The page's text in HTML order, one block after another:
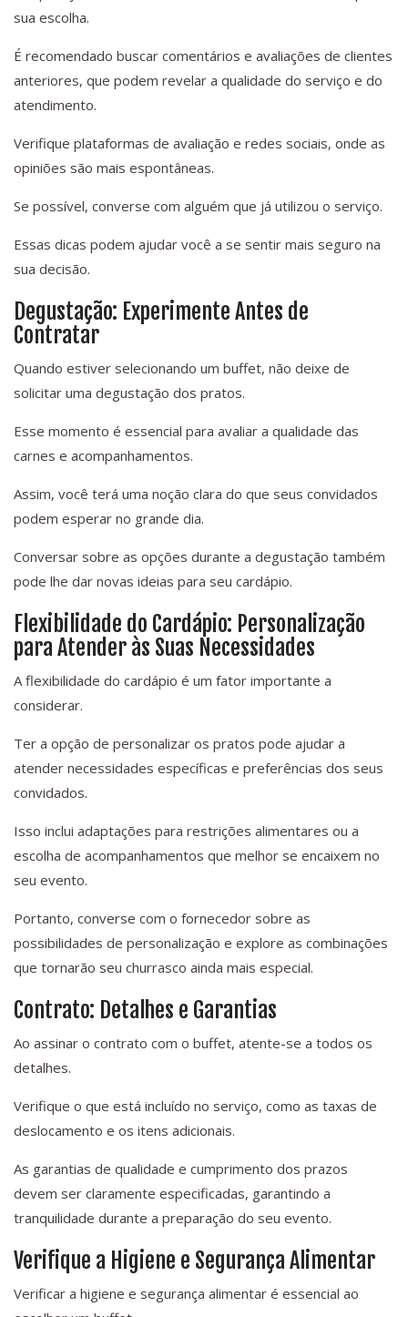
sua escolha.
É recomendado buscar comentários e avaliações de clientes
anteriores, que podem revelar a qualidade do serviço e do
atendimento.
Verifique plataformas de avaliação e redes sociais, onde as
opiniões são mais espontâneas.
Se possível, converse com alguém que já utilizou o serviço.
Essas dicas podem ajudar você a se sentir mais seguro na
sua decisão.
Degustação: Experimente Antes de
Contratar
Quando estiver selecionando um buffet, não deixe de
solicitar uma degustação dos pratos.
Esse momento é essencial para avaliar a qualidade das
carnes e acompanhamentos.
Assim, você terá uma noção clara do que seus convidados
podem esperar no grande dia.
Conversar sobre as opções durante a degustação também
pode lhe dar novas ideias para seu cardápio.
Flexibilidade do Cardápio: Personalização
para Atender às Suas Necessidades
A flexibilidade do cardápio é um fator importante a
considerar.
Ter a opção de personalizar os pratos pode ajudar a
atender necessidades específicas e preferências dos seus
convidados.
Isso inclui adaptações para restrições alimentares ou a
escolha de acompanhamentos que melhor se encaixem no
seu evento.
Portanto, converse com o fornecedor sobre as
possibilidades de personalização e explore as combinações
que tornarão seu churrasco ainda mais especial.
Contrato: Detalhes e Garantias
Ao assinar o contrato com o buffet, atente-se a todos os
detalhes.
Verifique o que está incluído no serviço, como as taxas de
deslocamento e os itens adicionais.
As garantias de qualidade e cumprimento dos prazos
devem ser claramente especificadas, garantindo a
tranquilidade durante a preparação do seu evento.
Verifique a Higiene e Segurança Alimentar
Verificar a higiene e segurança alimentar é essencial ao